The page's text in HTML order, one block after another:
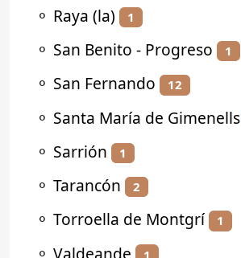
⚬ Raya (la) 1
⚬ San Benito - Progreso 1
⚬ San Fernando 12
⚬ Santa María de Gimenells
⚬ Sarrión 1
⚬ Tarancón 2
⚬ Torroella de Montgrí 1
⚬ Valdeande 1